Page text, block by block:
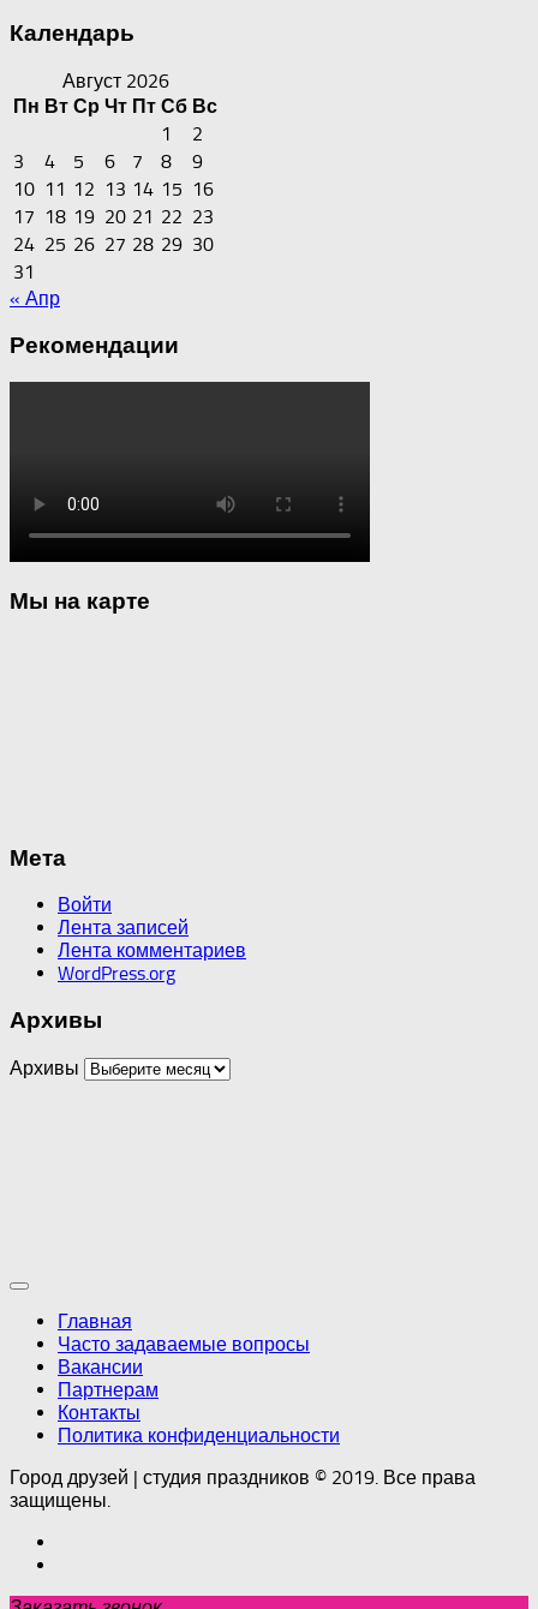
Календарь
Август 2026
Пн Вт Ср Чт Пт Сб Вс
1
2
3
4 5 6 7 8
9
10 11 12 13 14 15 16
17 18 19 20 21 22 23
24 25 26 27 28 29 30
31
« Апр
Рекомендации
Мы на карте
Мета
Войти
Лента записей
Лента комментариев
WordPress.org
Архивы
Архивы
Главная
Часто задаваемые вопросы
Вакансии
Партнерам
Контакты
Политика конфиденциальности
Город друзей | студия праздников © 2019. Все права
защищены.